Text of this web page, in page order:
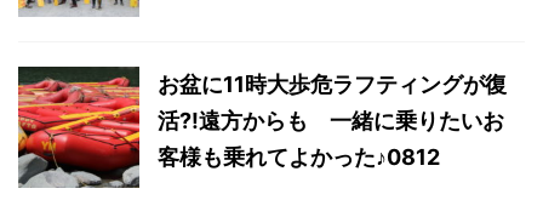
お盆に11時大歩危ラフティングが復
活?!遠方からも 一緒に乗りたいお
客様も乗れてよかった♪0812